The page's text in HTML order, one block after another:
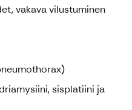
vakava vilustuminen
sisplatiini ja